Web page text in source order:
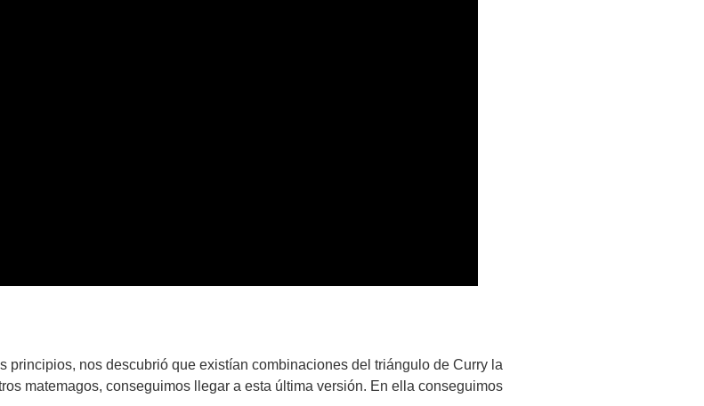
nos descubrió que existían combinaciones del triángulo de Curry la
matemagos, conseguimos llegar a esta última versión. En ella conseguimos